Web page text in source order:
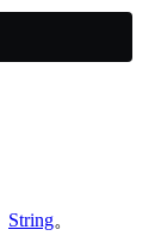
String。